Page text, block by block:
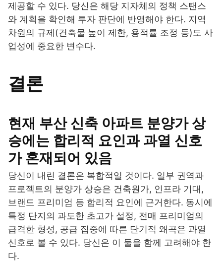
제공할 수 있다. 당신은 해당 지자체의 정책 스탠스
와 계획을 확인해 투자 판단에 반영해야 한다. 지역
차원의 규제(건축물 높이 제한, 용적률 조정 등)도 사
업성에 중요한 변수다.
결론
현재 부산 신축 아파트 분양가 상
승에는 합리적 요인과 과열 신호
가 혼재되어 있음
당신이 내린 결론은 복합적일 것이다. 일부 권역과
프로젝트의 분양가 상승은 건축원가, 인프라 기대,
브랜드 프리미엄 등 합리적 요인에 근거한다. 동시에
특정 단지의 과도한 초고가 설정, 전매 프리미엄의
급격한 형성, 공급 집중에 따른 단기적 왜곡은 과열
신호로 볼 수 있다. 당신은 이 둘을 함께 고려해야 한
다.